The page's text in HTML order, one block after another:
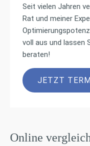
Seit vielen Jahren
Rat und meiner
voll aus und lassen
beraten!
JETZT
Online